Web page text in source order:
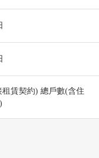
租賃契約) 總戶數(含住